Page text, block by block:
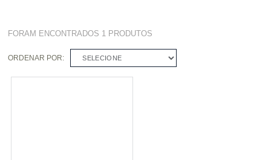
FORAM ENCONTRADOS 1 PRODUTOS
ORDENAR POR: SELECIONE